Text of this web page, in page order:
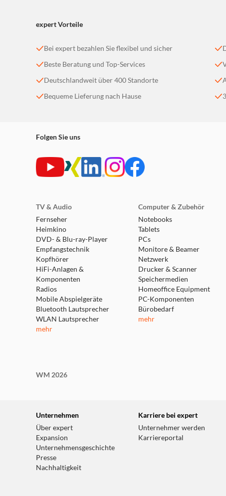
expert Vorteile
Bei expert bezahlen Sie flexibel und sicher
Beste Beratung und Top-Services
Deutschlandweit über 400 Standorte
Bequeme Lieferung nach Hause
Folgen Sie uns
TV & Audio
Fernseher
Heimkino
DVD- & Blu-ray-Player
Empfangstechnik
Kopfhörer
HiFi-Anlagen &
Komponenten
Radios
Mobile Abspielgeräte
Bluetooth Lautsprecher
WLAN Lautsprecher
mehr
Computer & Zubehör
Notebooks
Tablets
PCs
Monitore & Beamer
Netzwerk
Drucker & Scanner
Speichermedien
Homeoffice Equipment
PC-Komponenten
Bürobedarf
mehr
WM 2026
Unternehmen
Über expert
Expansion
Unternehmensgeschichte
Presse
Nachhaltigkeit
Karriere bei expert
Unternehmer werden
Karriereportal